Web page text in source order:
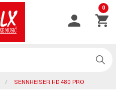
0
SENNHEISER HD 480 PRO